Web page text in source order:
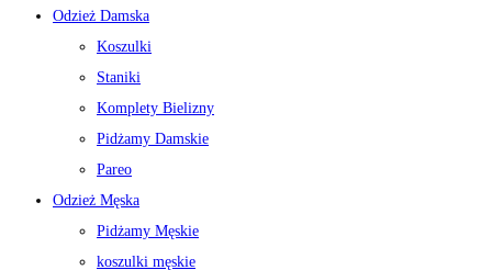
Odzież Damska
Koszulki
Staniki
Komplety Bielizny
Pidżamy Damskie
Pareo
Odzież Męska
Pidżamy Męskie
koszulki męskie